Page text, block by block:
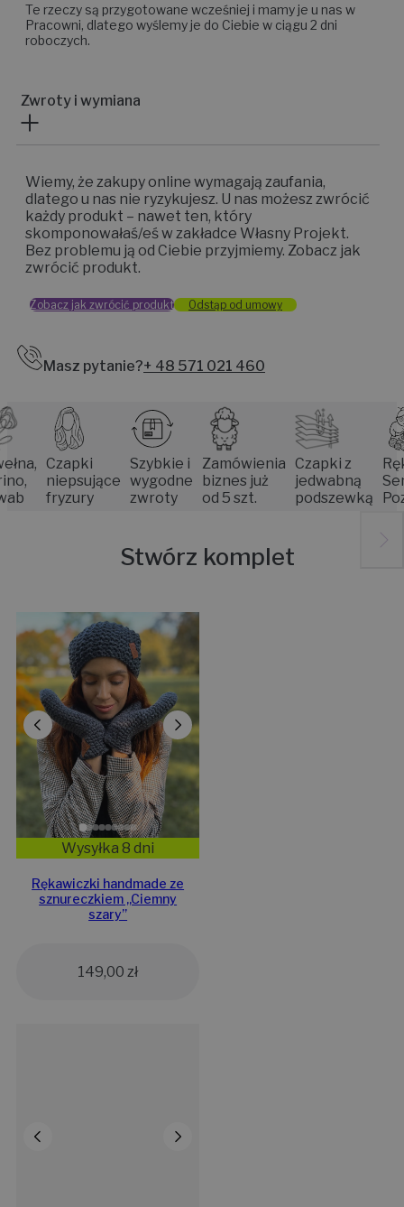
Te rzeczy są przygotowane wcześniej i mamy je u nas w
Pracowni, dlatego wyślemy je do Ciebie w ciągu 2 dni
roboczych.
Zwroty i wymiana
Wiemy, że zakupy online wymagają zaufania,
dlatego u nas nie ryzykujesz. U nas możesz zwrócić
każdy produkt – nawet ten, który
skomponowałaś/eś w zakładce Własny Projekt.
Bez problemu ją od Ciebie przyjmiemy. Zobacz jak
zwrócić produkt.
Zobacz jak zwrócić produkt Odstąp od umowy
Masz pytanie?+ 48 571 021 460
Czapki
niepsujące
fryzury
Szybkie i
wygodne
zwroty
Zamówienia
biznes już
od 5 szt.
Czapki z
jedwabną
podszewką
Stwórz komplet
Wysyłka 8 dni
Rękawiczki handmade ze
sznureczkiem ,,Ciemny
szary”
149,00 zł